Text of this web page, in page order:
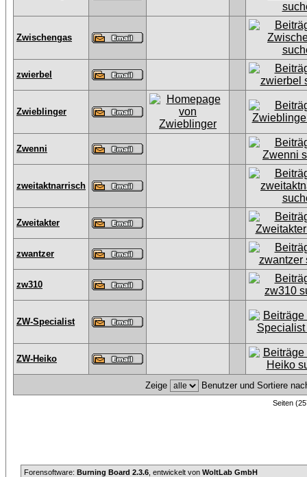
Zwischengas
zwierbel
Zwieblinger
Zwenni
zweitaktnarrisch
Zweitakter
zwantzer
zw310
ZW-Specialist
ZW-Heiko
Zeige Benutzer und Sortiere
Seiten
Forensoftware: Burning Board 2.3.6 , entwickelt von WoltLab GmbH